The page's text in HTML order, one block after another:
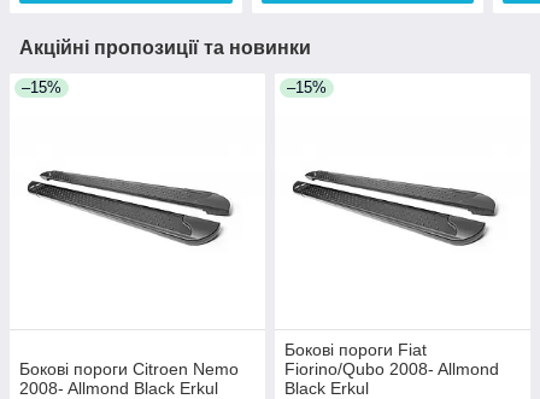
Акційні пропозиції та новинки
–15%
Бокові пороги Citroen Nemo
2008- Allmond Black Erkul
–15%
Бокові пороги Fiat
Fiorino/Qubo 2008- Allmond
Black Erkul